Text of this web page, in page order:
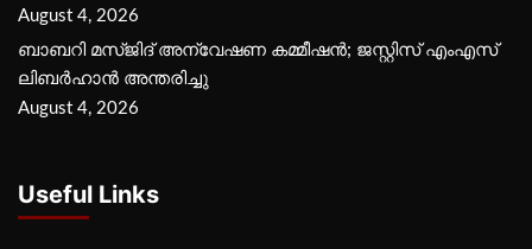
August 4, 2026
ബാബറി മസ്ജിദ് അന്വേഷണ കമ്മീഷന്‍; ജസ്റ്റിസ് എംഎസ്
ലിബര്‍ഹാന്‍ അന്തരിച്ചു
August 4, 2026
Useful Links